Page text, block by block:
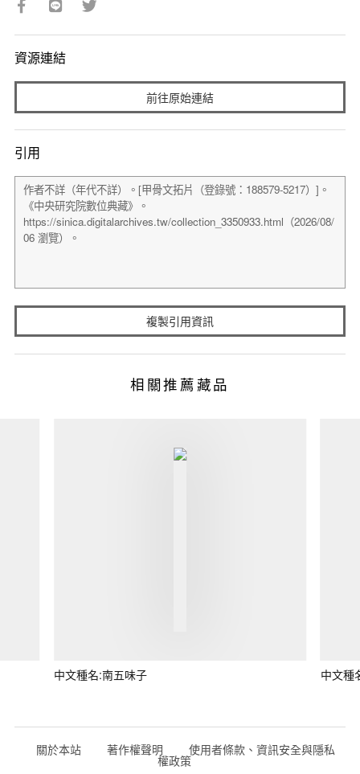
資源連結
前往原始連結
引用
複製引用資訊
相關推薦藏品
中文種名:南五味子 中文種
關於本站 著作權聲明 使用者條款、資訊安全與隱私
權政策